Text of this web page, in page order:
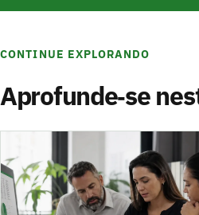
CONTINUE EXPLORANDO
Aprofunde‑se